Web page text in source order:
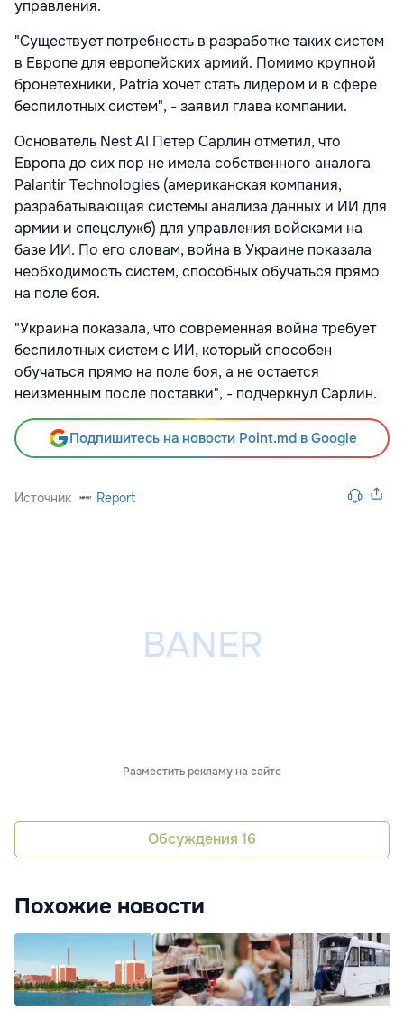
управления.
"Существует потребность в разработке таких систем
в Европе для европейских армий. Помимо крупной
бронетехники, Patria хочет стать лидером и в сфере
беспилотных систем", - заявил глава компании.
Основатель Nest AI Петер Сарлин отметил, что
Европа до сих пор не имела собственного аналога
Palantir Technologies (американская компания,
разрабатывающая системы анализа данных и ИИ для
армии и спецслужб) для управления войсками на
базе ИИ. По его словам, война в Украине показала
необходимость систем, способных обучаться прямо
на поле боя.
"Украина показала, что современная война требует
беспилотных систем с ИИ, который способен
обучаться прямо на поле боя, а не остается
неизменным после поставки", - подчеркнул Сарлин.
Подпишитесь на новости Point.md в Google
Источник Report
Разместить рекламу на сайте
Обсуждения 16
Похожие новости